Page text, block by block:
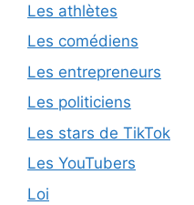
Les athlètes
Les comédiens
Les entrepreneurs
Les politiciens
Les stars de TikTok
Les YouTubers
Loi